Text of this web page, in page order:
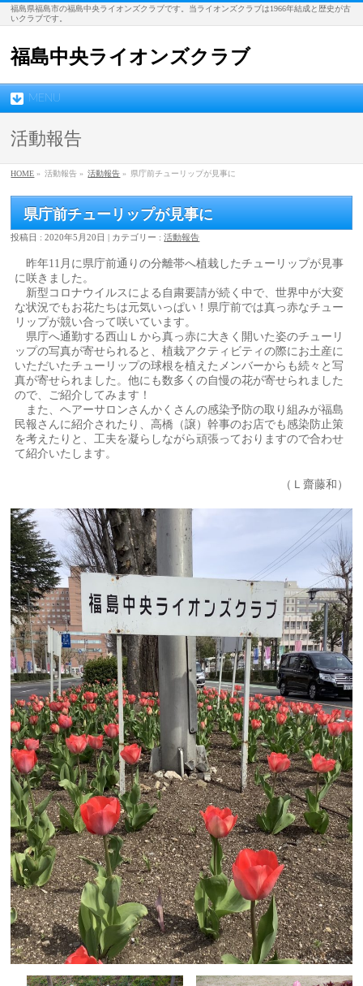
福島県福島市の福島中央ライオンズクラブです。当ライオンズクラブは1966年結成と歴史が古
いクラブです。
福島中央ライオンズクラブ
MENU
活動報告
HOME » 活動報告 » 活動報告 » 県庁前チューリップが見事に
県庁前チューリップが見事に
投稿日 : 2020年5月20日 カテゴリー :活動報告
昨年11月に県庁前通りの分離帯へ植栽したチューリップが見事
に咲きました。
新型コロナウイルスによる自粛要請が続く中で、世界中が大変
な状況でもお花たちは元気いっぱい！県庁前では真っ赤なチュー
リップが競い合って咲いています。
県庁へ通勤する西山Ｌから真っ赤に大きく開いた姿のチューリ
ップの写真が寄せられると、植栽アクティビティの際にお土産に
いただいたチューリップの球根を植えたメンバーからも続々と写
真が寄せられました。他にも数多くの自慢の花が寄せられました
ので、ご紹介してみます！
また、ヘアーサロンさんかくさんの感染予防の取り組みが福島
民報さんに紹介されたり、高橋（譲）幹事のお店でも感染防止策
を考えたりと、工夫を凝らしながら頑張っておりますので合わせ
て紹介いたします。
（Ｌ齋藤和）